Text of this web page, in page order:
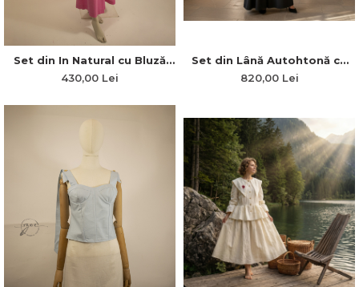
Set din In Natural cu Bluză
Lejeră și Fustă-Pantaloni cu
Plii în Talie
430,00 Lei
Set din Lână Autohtonă cu
Vestă Reglabiă Taina Liniilor
și Fustă-Pantaloni
820,00 Lei